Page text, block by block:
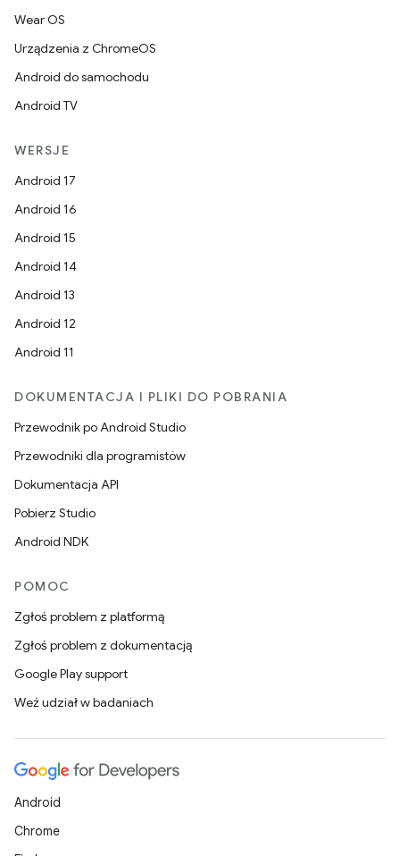
Wear OS
Urządzenia z ChromeOS
Android do samochodu
Android TV
WERSJE
Android 17
Android 16
Android 15
Android 14
Android 13
Android 12
Android 11
DOKUMENTACJA I PLIKI DO POBRANIA
Przewodnik po Android Studio
Przewodniki dla programistów
Dokumentacja API
Pobierz Studio
Android NDK
POMOC
Zgłoś problem z platformą
Zgłoś problem z dokumentacją
Google Play support
Weź udział w badaniach
Android
Chrome